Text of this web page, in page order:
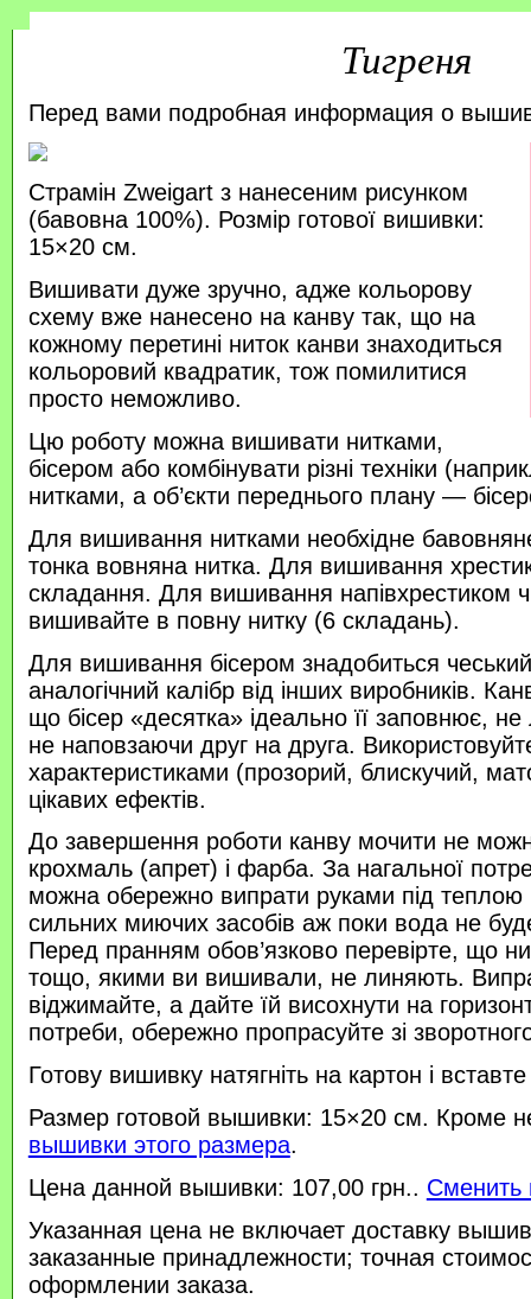
Тигреня
Перед вами подробная информация о
Страмін Zweigart з нанесеним рисунком
(бавовна 100%). Розмір готової вишивки:
15×20 см.
Вишивати дуже зручно, адже кольорову
схему вже нанесено на канву так, що на
кожному перетині ниток канви знаходиться
кольоровий квадратик, тож помилитися
просто неможливо.
Цю роботу можна вишивати нитками,
бісером або комбінувати різні техніки
нитками, а об’єкти переднього плану —
Для вишивання нитками необхідне
тонка вовняна нитка. Для вишивання
складання. Для вишивання напівхрестиком
вишивайте в повну нитку (6 складань).
Для вишивання бісером знадобиться
аналогічний калібр від інших виробників.
що бісер «десятка» ідеально її заповнює,
не наповзаючи друг на друга.
характеристиками (прозорий, блискучий,
цікавих ефектів.
До завершення роботи канву мочити не
крохмаль (апрет) і фарба. За нагальної
можна обережно випрати руками під
сильних миючих засобів аж поки вода не
Перед пранням обов’язково перевірте, що
тощо, якими ви вишивали, не линяють.
віджимайте, а дайте їй висохнути на
потреби, обережно пропрасуйте зі
Готову вишивку натягніть на картон і
Размер готовой вышивки: 15×20 см. Кроме
вышивки этого размера.
Цена данной вышивки: 107,00 грн.. Сменить
Указанная цена не включает доставку
заказанные принадлежности; точная
оформлении заказа.